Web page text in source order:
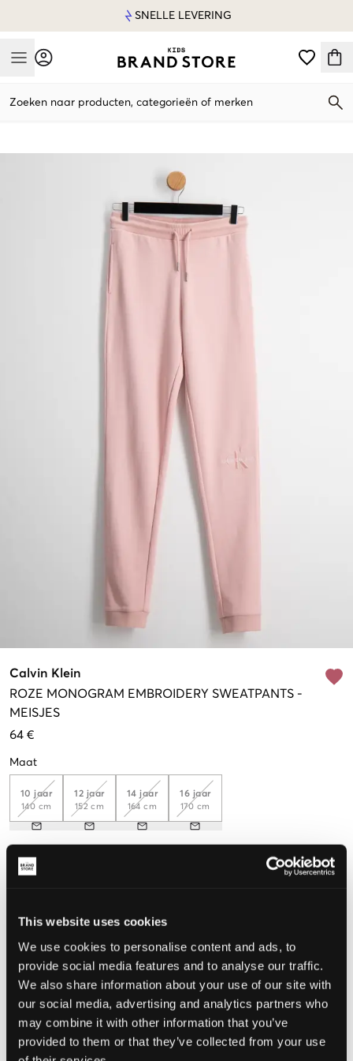
This website uses cookies
We use cookies to personalise content and ads, to
provide social media features and to analyse our traffic.
We also share information about your use of our site with
our social media, advertising and analytics partners who
may combine it with other information that you’ve
provided to them or that they’ve collected from your use
SNELLE LEVERING
Mobile Menu
Zoeken naar producten, categorieën of merken
Calvin Klein
ROZE MONOGRAM EMBROIDERY SWEATPANTS -
MEISJES
64 €
Maat
10 jaar
140 cm
12 jaar
152 cm
14 jaar
164 cm
16 jaar
170 cm
De maat lijkt
KIES EEN MAAT
Snelle levering
Gratis verzending vanaf €69